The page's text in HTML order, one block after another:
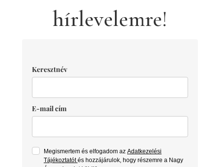
hírlevelemre!
Keresztnév
E-mail cím
Megismertem és elfogadom az Adatkezelési
Tájékoztatótés hozzájárulok, hogy részemre a Nagy